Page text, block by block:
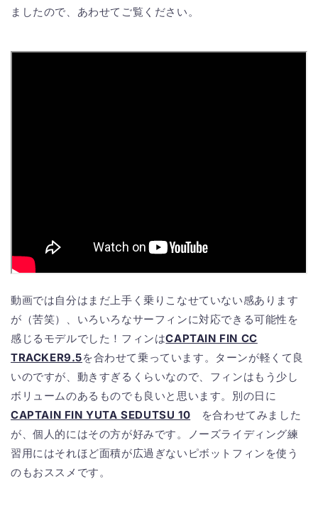
ましたので、あわせてご覧ください。
動画では自分はまだ上手く乗りこなせていない感あります
が（苦笑）、いろいろなサーフィンに対応できる可能性を
感じるモデルでした！フィンはCAPTAIN FIN CC
TRACKER9.5を合わせて乗っています。ターンが軽くて良
いのですが、動きすぎるくらいなので、フィンはもう少し
ボリュームのあるものでも良いと思います。別の日に
CAPTAIN FIN YUTA SEDUTSU 10
を合わせてみました
が、個人的にはその方が好みです。ノーズライディング練
習用にはそれほど面積が広過ぎないピボットフィンを使う
のもおススメです。